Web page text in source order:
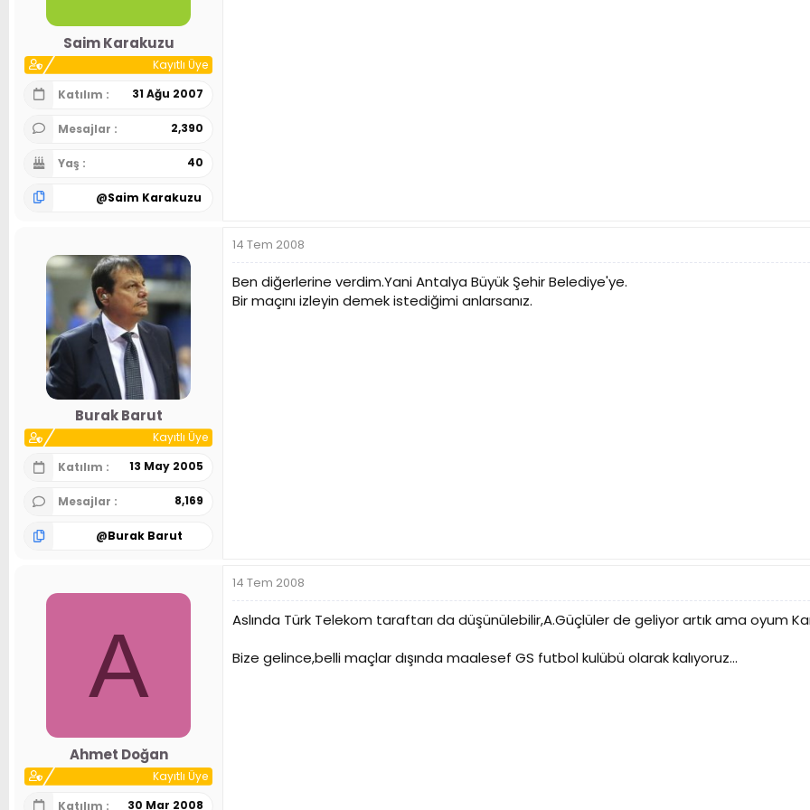
Saim Karakuzu
Kayıtlı Üye
Katılım
31 Ağu 2007
Mesajlar 2,390
Yaş 40
@Saim Karakuzu
Burak Barut
Kayıtlı Üye
Katılım
13 May 2005
Mesajlar 8,169
@Burak Barut
14 Tem 2008
Ben diğerlerine verdim.Yani Antalya Büyük Şehir Belediye'ye.
Bir maçını izleyin demek istediğimi anlarsanız.
A
Ahmet Doğan
Kayıtlı Üye
Katılım
30 Mar 2008
14 Tem 2008
Aslında Türk Telekom taraftarı da düşünülebilir,A.Güçlüler de geliyor artık ama oyum
Bize gelince,belli maçlar dışında maalesef GS futbol kulübü olarak kalıyoruz...